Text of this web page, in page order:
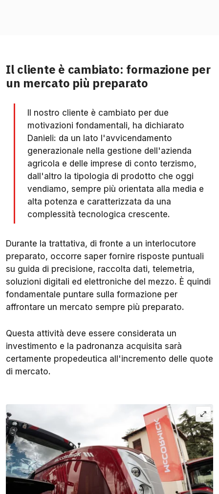
Il cliente è cambiato: formazione per
un mercato più preparato
Il nostro cliente è cambiato per due
motivazioni fondamentali, ha dichiarato
Danieli: da un lato l'avvicendamento
generazionale nella gestione dell'azienda
agricola e delle imprese di conto terzismo,
dall'altro la tipologia di prodotto che oggi
vendiamo, sempre più orientata alla media e
alta potenza e caratterizzata da una
complessità tecnologica crescente.
Durante la trattativa, di fronte a un interlocutore
preparato, occorre saper fornire risposte puntuali
su guida di precisione, raccolta dati, telemetria,
soluzioni digitali ed elettroniche del mezzo. È quindi
fondamentale puntare sulla formazione per
affrontare un mercato sempre più preparato.
Questa attività deve essere considerata un
investimento e la padronanza acquisita sarà
certamente propedeutica all'incremento delle quote
di mercato.